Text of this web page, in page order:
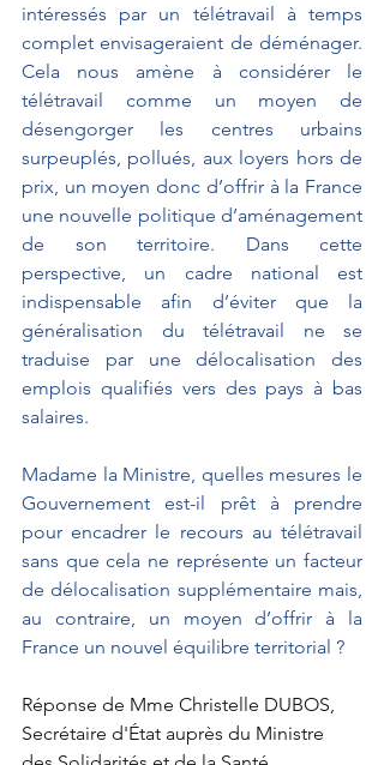
intéressés par un télétravail à temps
complet envisageraient de déménager.
Cela nous amène à considérer le
télétravail comme un moyen de
désengorger les centres urbains
surpeuplés, pollués, aux loyers hors de
prix, un moyen donc d’offrir à la France
une nouvelle politique d’aménagement
de son territoire. Dans cette
perspective, un cadre national est
indispensable afin d’éviter que la
généralisation du télétravail ne se
traduise par une délocalisation des
emplois qualifiés vers des pays à bas
salaires.
Madame la Ministre, quelles mesures le
Gouvernement est-il prêt à prendre
pour encadrer le recours au télétravail
sans que cela ne représente un facteur
de délocalisation supplémentaire mais,
au contraire, un moyen d’offrir à la
France un nouvel équilibre territorial ?
Réponse de Mme Christelle DUBOS,
Secrétaire d'État auprès du Ministre